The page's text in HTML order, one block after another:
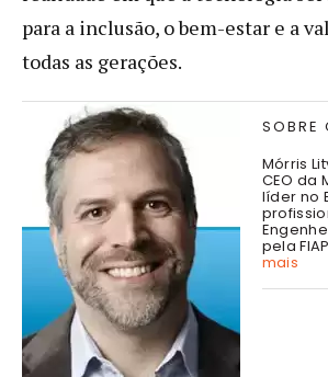
para a inclusão, o bem-estar e a
todas as gerações.
SOBRE
Mórris
CEO da
líder no
pela
mais